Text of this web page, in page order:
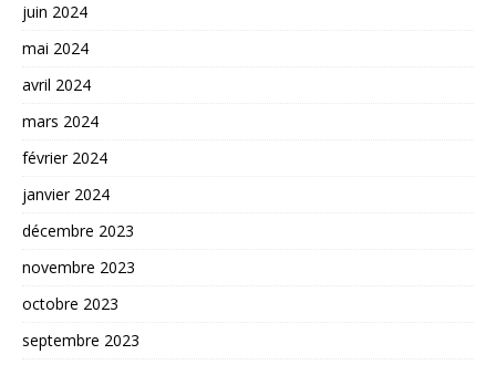
juin 2024
mai 2024
avril 2024
mars 2024
février 2024
janvier 2024
décembre 2023
novembre 2023
octobre 2023
septembre 2023